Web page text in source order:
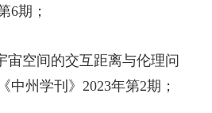
6期；
宙空间的交互距离与伦理问
中州学刊》 2023年第2期；